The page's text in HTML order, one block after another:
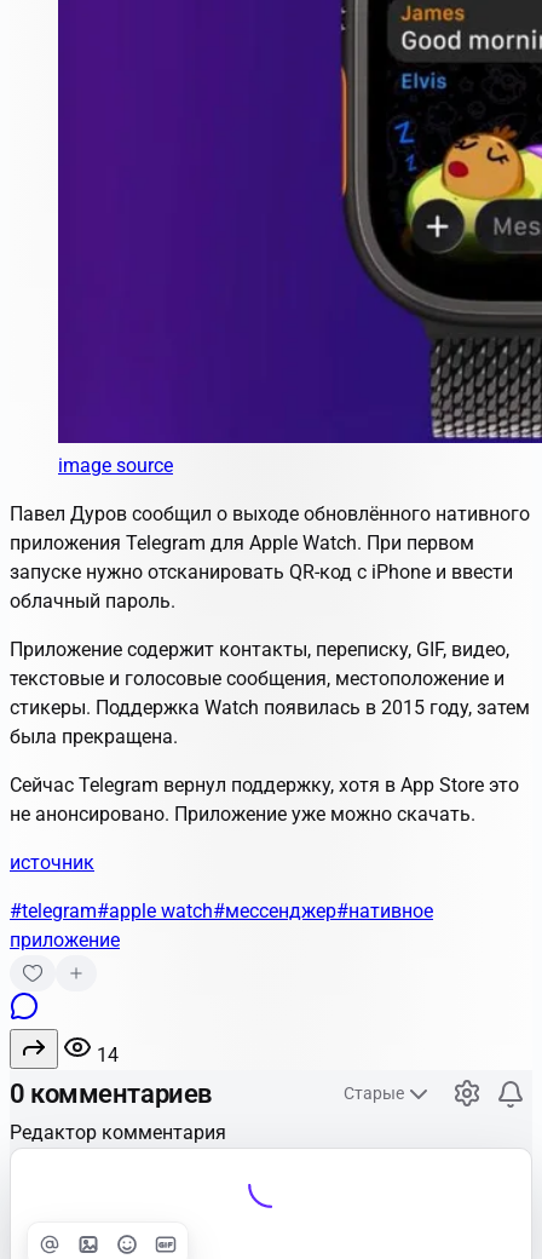
image source
Павел Дуров сообщил о выходе обновлённого нативного
приложения Telegram для Apple Watch. При первом
запуске нужно отсканировать QR-код с iPhone и ввести
облачный пароль.
Приложение содержит контакты, переписку, GIF, видео,
текстовые и голосовые сообщения, местоположение и
стикеры. Поддержка Watch появилась в 2015 году, затем
была прекращена.
Сейчас Telegram вернул поддержку, хотя в App Store это
не анонсировано. Приложение уже можно скачать.
источник
#telegram#apple watch#мессенджер#нативное
приложение
14
0 комментариев Старые
Редактор комментария
Улучшить